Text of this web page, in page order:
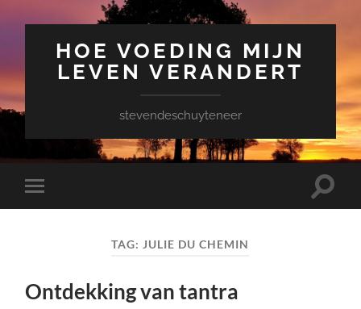
HOE VOEDING MIJN
LEVEN VERANDERT
stevendeschuyteneer
Toggle
mobiel
Toggle
TAG: JULIE DU CHEMIN
Ontdekking van tantra